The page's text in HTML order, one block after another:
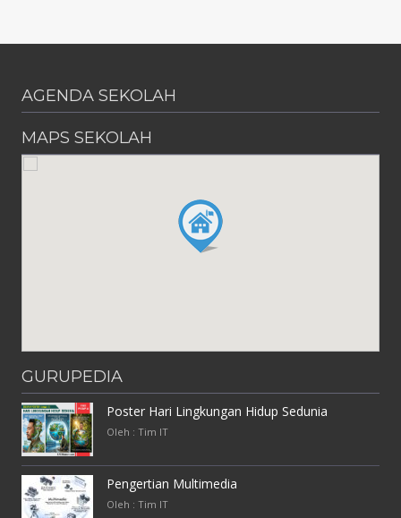
AGENDA SEKOLAH
MAPS SEKOLAH
GURUPEDIA
Poster Hari Lingkungan Hidup Sedunia
Oleh : Tim IT
Pengertian Multimedia
Oleh : Tim IT